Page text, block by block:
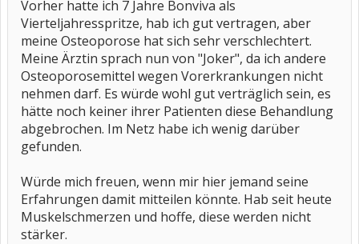
Vorher hatte ich 7 Jahre Bonviva als
Vierteljahresspritze, hab ich gut vertragen, aber
meine Osteoporose hat sich sehr verschlechtert.
Meine Ärztin sprach nun von "Joker", da ich andere
Osteoporosemittel wegen Vorerkrankungen nicht
nehmen darf. Es würde wohl gut verträglich sein, es
hätte noch keiner ihrer Patienten diese Behandlung
abgebrochen. Im Netz habe ich wenig darüber
gefunden.
Würde mich freuen, wenn mir hier jemand seine
Erfahrungen damit mitteilen könnte. Hab seit heute
Muskelschmerzen und hoffe, diese werden nicht
stärker.